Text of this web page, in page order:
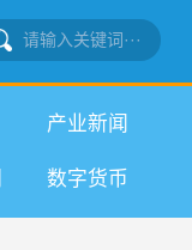
产业新闻
数字货币